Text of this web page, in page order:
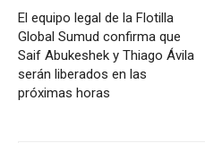
El equipo legal de la Flotilla
Global Sumud confirma que
Saif Abukeshek y Thiago Ávila
serán liberados en las
próximas horas